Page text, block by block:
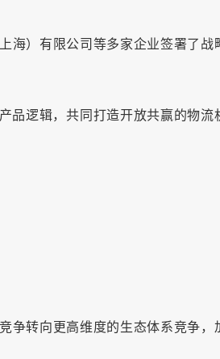
海）有限公司等多家企业签署了战
逻辑，共同打造开放共赢的物流
争转向更高维度的生态体系竞争，